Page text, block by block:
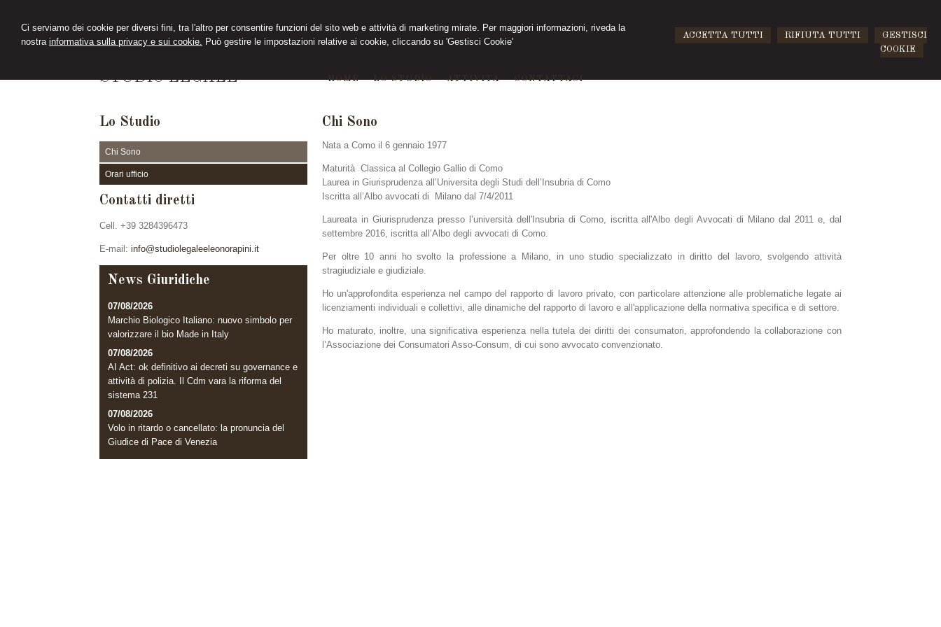
Ci serviamo dei cookie per diversi fini, tra l'altro per consentire funzioni del sito web e attività di marketing mirate. Per maggiori informazioni, riveda la
nostra informativa sulla privacy e sui cookie. Può gestire le impostazioni relative ai cookie, cliccando su 'Gestisci Cookie'
ACCETTA TUTTI RIFIUTA TUTTI
GESTISCI
COOKIE
STUDIO LEGALE HOME LO STUDIO ATTIVITÀ CONTATTACI
Chi Sono
Nata a Como il 6 gennaio 1977
Maturità Classica al Collegio Gallio di Como
Laurea in Giurisprudenza all’Universita degli Studi dell’Insubria di Como
Iscritta all’Albo avvocati di Milano dal 7/4/2011
Laureata in Giurisprudenza presso l’università dell'Insubria di Como, iscritta all'Albo degli Avvocati di Milano dal 2011 e, dal
settembre 2016, iscritta all’Albo degli avvocati di Como.
Per oltre 10 anni ho svolto la professione a Milano, in uno studio specializzato in diritto del lavoro, svolgendo attività
stragiudiziale e giudiziale.
Ho un'approfondita esperienza nel campo del rapporto di lavoro privato, con particolare attenzione alle problematiche legate ai
licenziamenti individuali e collettivi, alle dinamiche del rapporto di lavoro e all'applicazione della normativa specifica e di settore.
Ho maturato, inoltre, una significativa esperienza nella tutela dei diritti dei consumatori, approfondendo la collaborazione con
l’Associazione dei Consumatori Asso-Consum, di cui sono avvocato convenzionato.
Lo Studio
Chi Sono
Orari ufficio
Contatti diretti
Cell. +39 3284396473
E-mail: info@studiolegaleeleonorapini.it
News Giuridiche
07/08/2026
Marchio Biologico Italiano: nuovo simbolo per
valorizzare il bio Made in Italy
07/08/2026
AI Act: ok definitivo ai decreti su governance e
attività di polizia. Il Cdm vara la riforma del
sistema 231
07/08/2026
Volo in ritardo o cancellato: la pronuncia del
Giudice di Pace di Venezia